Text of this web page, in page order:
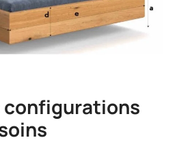
configurations